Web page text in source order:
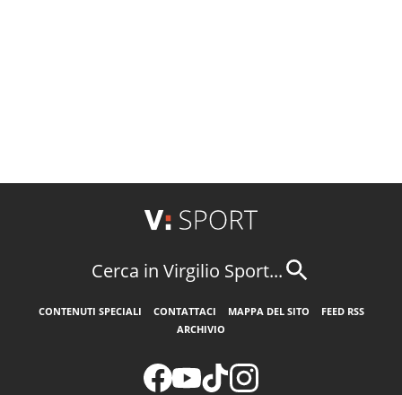
Cerca in Virgilio Sport...
CONTENUTI SPECIALI CONTATTACI MAPPA DEL SITO
FEED RSS
ARCHIVIO